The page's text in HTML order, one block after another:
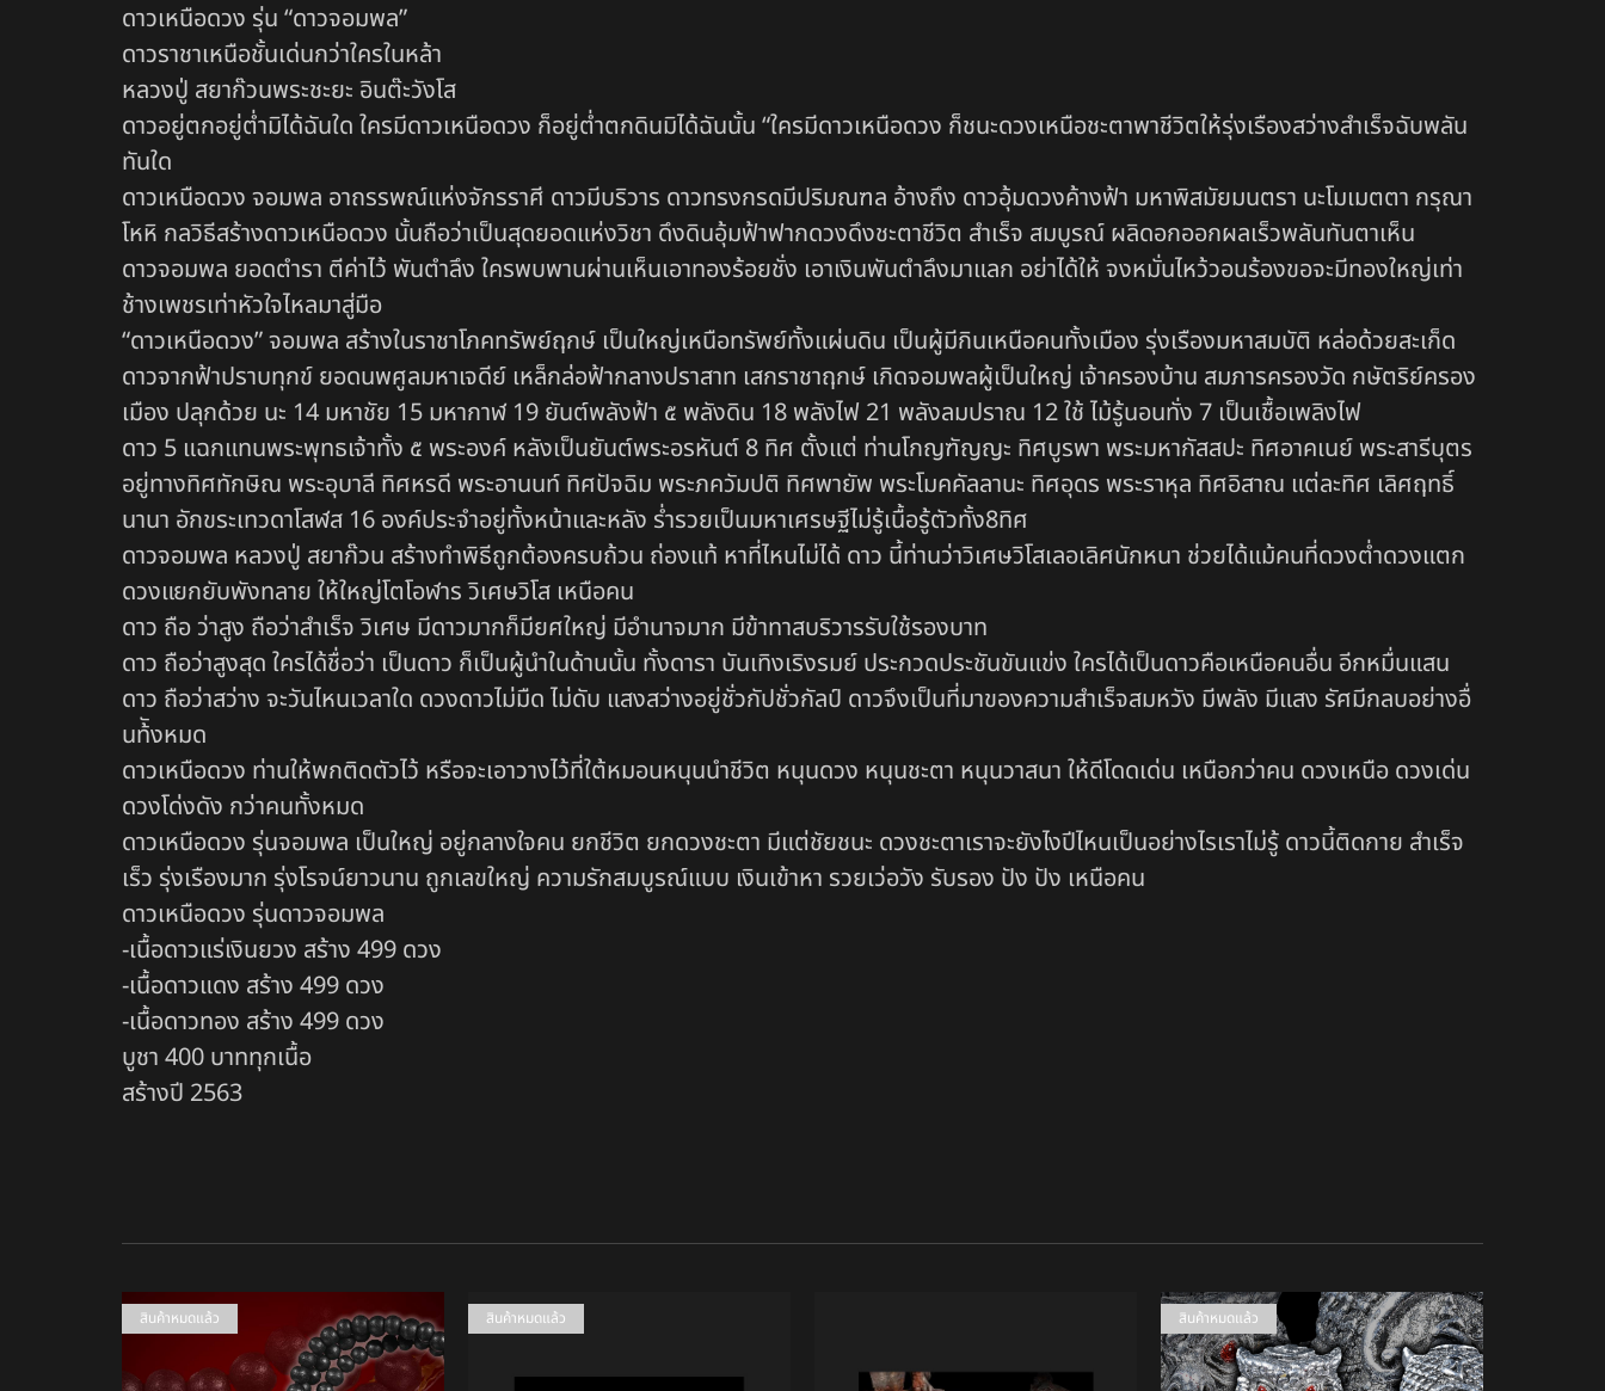
ดาวเหนือดวง รุ่น “ดาวจอมพล”
ดาวราชาเหนือชั้นเด่นกว่าใครในหล้า
หลวงปู่ สยาก๊วนพระชะยะ อินต๊ะวังโส
ดาวอยู่ตกอยู่ต่ำมิได้ฉันใด ใครมีดาวเหนือดวง ก็อยู่ต่ำตกดินมิได้ฉันนั้น “ใครมีดาวเหนือดวง ก็ชนะดวงเหนือชะตาพาชีวิตให้รุ่งเรืองสว่างสำเร็จฉับพลัน
ทันใด
ดาวเหนือดวง จอมพล อาถรรพณ์แห่งจักรราศี ดาวมีบริวาร ดาวทรงกรดมีปริมณฑล อ้างถึง ดาวอุ้มดวงค้างฟ้า มหาพิสมัยมนตรา นะโมเมตตา กรุณา
โหหิ กลวิธีสร้างดาวเหนือดวง นั้นถือว่าเป็นสุดยอดแห่งวิชา ดึงดินอุ้มฟ้าฟากดวงดึงชะตาชีวิต สำเร็จ สมบูรณ์ ผลิดอกออกผลเร็วพลันทันตาเห็น
ดาวจอมพล ยอดตำรา ตีค่าไว้ พันตำลึง ใครพบพานผ่านเห็นเอาทองร้อยชั่ง เอาเงินพันตำลึงมาแลก อย่าได้ให้ จงหมั่นไหว้วอนร้องขอจะมีทองใหญ่เท่า
ช้างเพชรเท่าหัวใจไหลมาสู่มือ
“ดาวเหนือดวง” จอมพล สร้างในราชาโภคทรัพย์ฤกษ์ เป็นใหญ่เหนือทรัพย์ทั้งแผ่นดิน เป็นผู้มีกินเหนือคนทั้งเมือง รุ่งเรืองมหาสมบัติ หล่อด้วยสะเก็ด
ดาวจากฟ้าปราบทุกข์ ยอดนพศูลมหาเจดีย์ เหล็กล่อฟ้ากลางปราสาท เสกราชาฤกษ์ เกิดจอมพลผู้เป็นใหญ่ เจ้าครองบ้าน สมภารครองวัด กษัตริย์ครอง
เมือง ปลุกด้วย นะ 14 มหาชัย 15 มหากาฬ 19 ยันต์พลังฟ้า ๕ พลังดิน 18 พลังไฟ 21 พลังลมปราณ 12 ใช้ ไม้รู้นอนทั่ง 7 เป็นเชื้อเพลิงไฟ
ดาว 5 แฉกแทนพระพุทธเจ้าทั้ง ๕ พระองค์ หลังเป็นยันต์พระอรหันต์ 8 ทิศ ตั้งแต่ ท่านโกญฑัญญะ ทิศบูรพา พระมหากัสสปะ ทิศอาคเนย์ พระสารีบุตร
อยู่ทางทิศทักษิณ พระอุบาลี ทิศหรดี พระอานนท์ ทิศปัจฉิม พระภควัมปติ ทิศพายัพ พระโมคคัลลานะ ทิศอุดร พระราหุล ทิศอิสาณ แต่ละทิศ เลิศฤทธิ์
นานา อักขระเทวดาโสฬส 16 องค์ประจำอยู่ทั้งหน้าและหลัง ร่ำรวยเป็นมหาเศรษฐีไม่รู้เนื้อรู้ตัวทั้ง8ทิศ
ดาวจอมพล หลวงปู่ สยาก๊วน สร้างทำพิธีถูกต้องครบถ้วน ถ่องแท้ หาที่ไหนไม่ได้ ดาว นี้ท่านว่าวิเศษวิโสเลอเลิศนักหนา ช่วยได้แม้คนที่ดวงต่ำดวงแตก
ดวงแยกยับพังทลาย ให้ใหญ่โตโอฬาร วิเศษวิโส เหนือคน
ดาว ถือ ว่าสูง ถือว่าสำเร็จ วิเศษ มีดาวมากก็มียศใหญ่ มีอำนาจมาก มีข้าทาสบริวารรับใช้รองบาท
ดาว ถือว่าสูงสุด ใครได้ชื่อว่า เป็นดาว ก็เป็นผู้นำในด้านนั้น ทั้งดารา บันเทิงเริงรมย์ ประกวดประชันขันแข่ง ใครได้เป็นดาวคือเหนือคนอื่น อีกหมื่นแสน
ดาว ถือว่าสว่าง จะวันไหนเวลาใด ดวงดาวไม่มืด ไม่ดับ แสงสว่างอยู่ชั่วกัปชั่วกัลป์ ดาวจึงเป็นที่มาของความสำเร็จสมหวัง มีพลัง มีแสง รัศมีกลบอย่างอื่
นท้ังหมด
ดาวเหนือดวง ท่านให้พกติดตัวไว้ หรือจะเอาวางไว้ที่ใต้หมอนหนุนนำชีวิต หนุนดวง หนุนชะตา หนุนวาสนา ให้ดีโดดเด่น เหนือกว่าคน ดวงเหนือ ดวงเด่น
ดวงโด่งดัง กว่าคนทั้งหมด
ดาวเหนือดวง รุ่นจอมพล เป็นใหญ่ อยู่กลางใจคน ยกชีวิต ยกดวงชะตา มีแต่ชัยชนะ ดวงชะตาเราจะยังไงปีไหนเป็นอย่างไรเราไม่รู้ ดาวนี้ติดกาย สำเร็จ
เร็ว รุ่งเรืองมาก รุ่งโรจน์ยาวนาน ถูกเลขใหญ่ ความรักสมบูรณ์แบบ เงินเข้าหา รวยเว่อวัง รับรอง ปัง ปัง เหนือคน
ดาวเหนือดวง รุ่นดาวจอมพล
-เนื้อดาวแร่เงินยวง สร้าง 499 ดวง
-เนื้อดาวแดง สร้าง 499 ดวง
-เนื้อดาวทอง สร้าง 499 ดวง
บูชา 400 บาททุกเนื้อ
สร้างปี 2563
สินค้าหมดแล้ว สินค้าหมดแล้ว สินค้าหมดแล้ว